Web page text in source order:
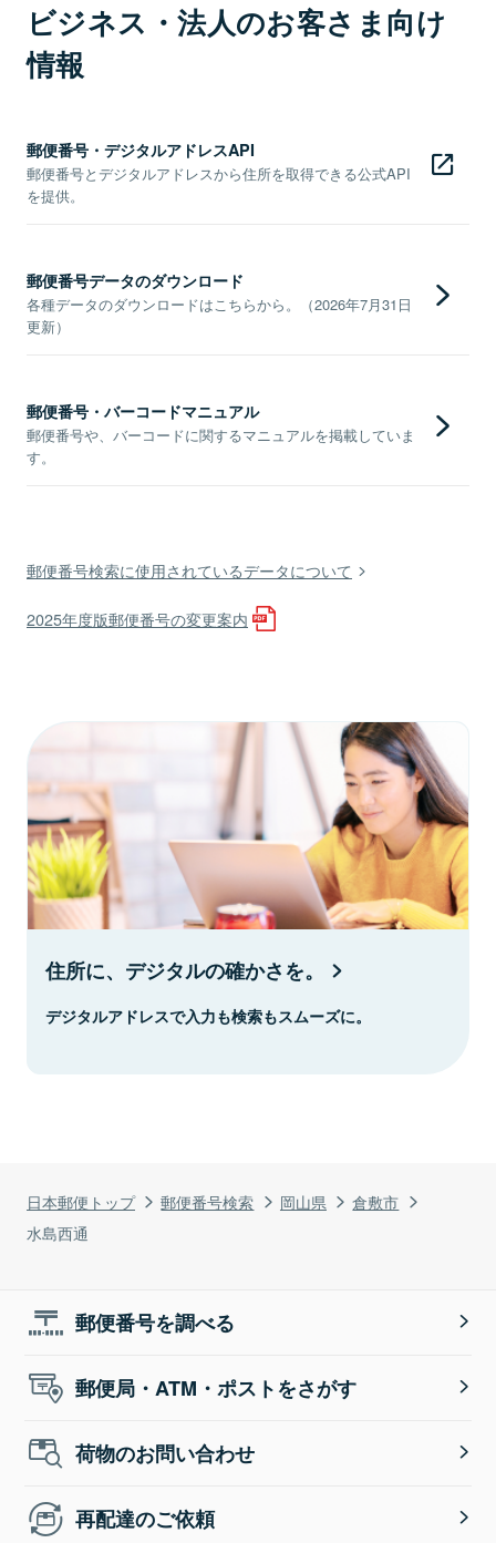
日本郵便トップ 郵便番号検索 岡山県
倉敷市
水島西通
ビジネス・法人のお客さま向け
情報
郵便番号・デジタルアドレスAPI
郵便番号とデジタルアドレスから住所を取得できる公式API
を提供。
郵便番号データのダウンロード
各種データのダウンロードはこちらから。（2026年7月31日
更新）
郵便番号・バーコードマニュアル
郵便番号や、バーコードに関するマニュアルを掲載していま
す。
郵便番号検索に使用されているデータについて
2025年度版郵便番号の変更案内
住所に、デジタルの確かさを。
デジタルアドレスで入力も検索もスムーズに。
郵便番号を調べる
郵便局・ATM・ポストをさがす
荷物のお問い合わせ
再配達のご依頼